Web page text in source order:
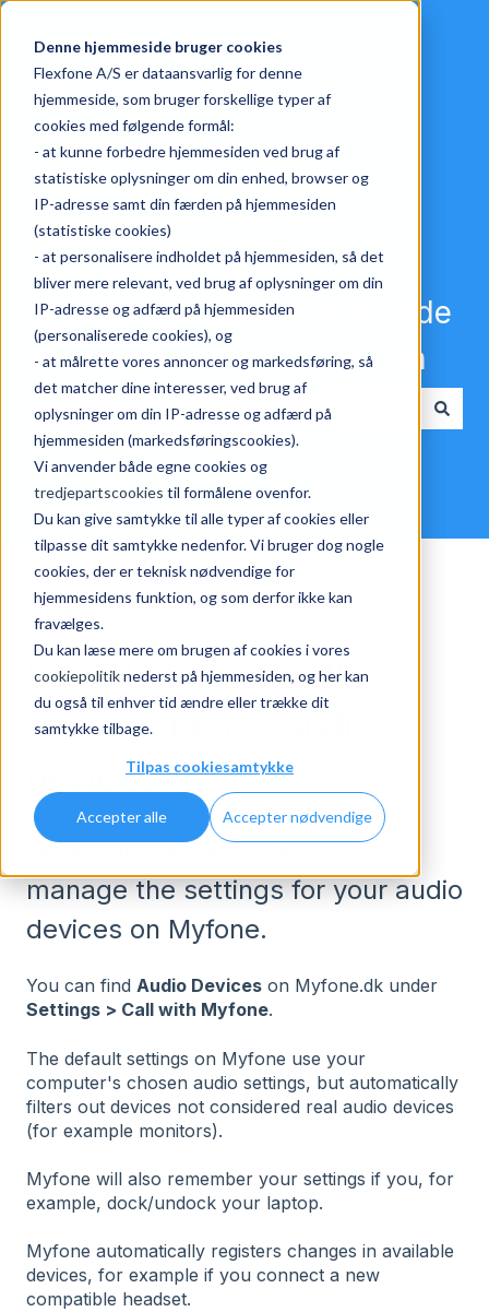
Denne hjemmeside bruger cookies
Flexfone A/S er dataansvarlig for denne
hjemmeside, som bruger forskellige typer af
cookies med følgende formål:
- at kunne forbedre hjemmesiden ved brug af
statistiske oplysninger om din enhed, browser og
IP-adresse samt din færden på hjemmesiden
(statistiske cookies)
- at personalisere indholdet på hjemmesiden, så det
bliver mere relevant, ved brug af oplysninger om din
IP-adresse og adfærd på hjemmesiden
(personaliserede cookies), og
- at målrette vores annoncer og markedsføring, så
det matcher dine interesser, ved brug af
oplysninger om din IP-adresse og adfærd på
hjemmesiden (markedsføringscookies).
Vi anvender både egne cookies og
tredjepartscookies til formålene ovenfor.
Du kan give samtykke til alle typer af cookies eller
tilpasse dit samtykke nedenfor. Vi bruger dog nogle
cookies, der er teknisk nødvendige for
hjemmesidens funktion, og som derfor ikke kan
fravælges.
Du kan læse mere om brugen af cookies i vores
cookiepolitiknederst på hjemmesiden, og her kan
du også til enhver tid ændre eller trække dit
samtykke tilbage.
Tilpas cookiesamtykke
Accepter alle Accepter nødvendige
Choose a category, and finde
the answer to your question
There are no suggestions because the search field
Myfone
Guide for softphone (Call with Myfone)
How do I manage the
settings for my audio
devices?
Here you can learn how to
manage the settings for your audio
devices on Myfone.
You can find Audio Devices on Myfone.dk under
Settings > Call with Myfone.
The default settings on Myfone use your
computer's chosen audio settings, but automatically
filters out devices not considered real audio devices
(for example monitors).
Myfone will also remember your settings if you, for
example, dock/undock your laptop.
Myfone automatically registers changes in available
devices, for example if you connect a new
compatible headset.